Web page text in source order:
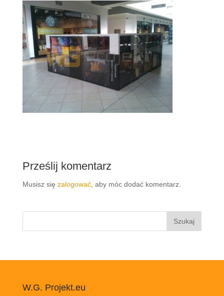
Prześlij komentarz
Musisz się zalogować, aby móc dodać komentarz.
Szukaj:
W.G. Projekt.eu